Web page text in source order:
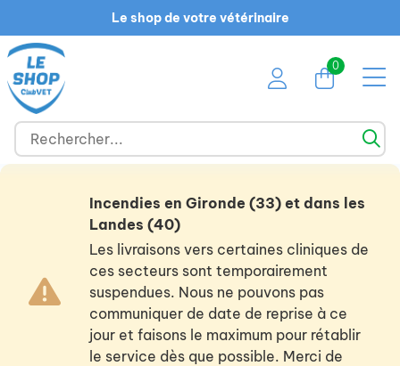
Le shop de votre vétérinaire
0
Incendies en Gironde (33) et dans les
Landes (40)
Les livraisons vers certaines cliniques de
ces secteurs sont temporairement
suspendues. Nous ne pouvons pas
communiquer de date de reprise à ce
jour et faisons le maximum pour rétablir
le service dès que possible. Merci de